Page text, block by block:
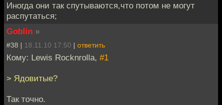
Иногда они так спутываются,что потом не могут
распутаться;
Goblin »
#38 | 18.11.10 17:50 | ответить
Кому: Lewis Rocknrolla, #1
> Ядовитые?
Так точно.